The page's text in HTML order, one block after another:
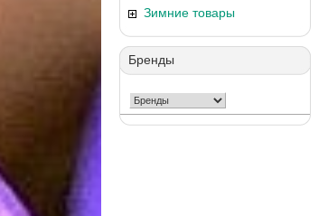
Зимние товары
Бренды